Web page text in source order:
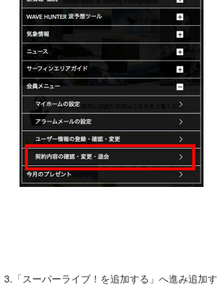
3.「スーパーライブ！を追加する」へ進み追加す